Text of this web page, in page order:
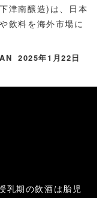
津南醸造)は、日本
飲料を海外市場に
2025年1月22日
乳期の飲酒は胎児